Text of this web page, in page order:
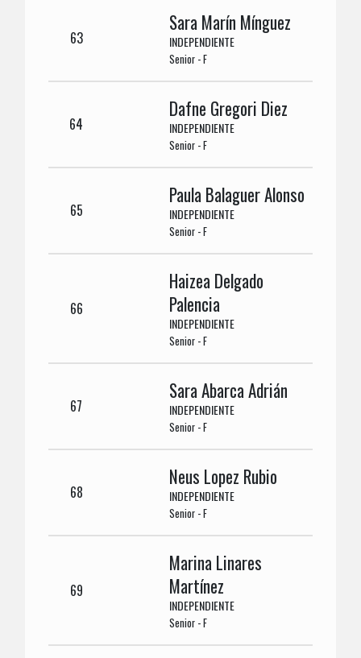
63
Sara Marín Mínguez
INDEPENDIENTE
Senior - F
64
Dafne Gregori Diez
INDEPENDIENTE
Senior - F
65
Paula Balaguer Alonso
INDEPENDIENTE
Senior - F
66
Haizea Delgado
Palencia
INDEPENDIENTE
Senior - F
67
Sara Abarca Adrián
INDEPENDIENTE
Senior - F
68
Neus Lopez Rubio
INDEPENDIENTE
Senior - F
69
Marina Linares
Martínez
INDEPENDIENTE
Senior - F